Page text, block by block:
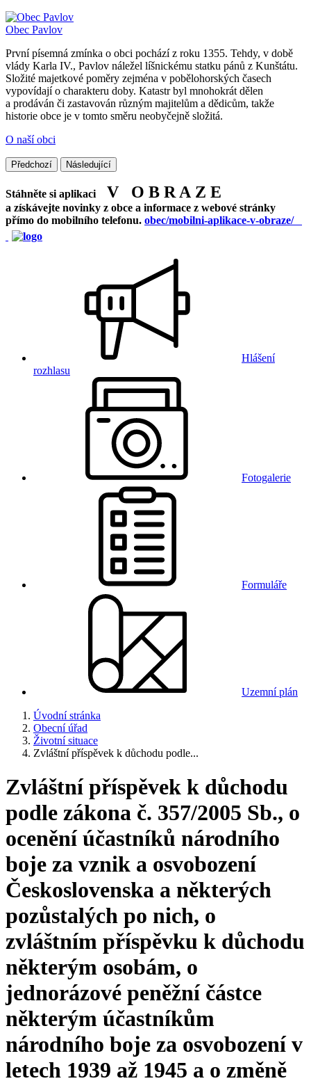
Obec Pavlov
První písemná zmínka o obci pochází z roku 1355. Tehdy, v době
vlády Karla IV., Pavlov náležel líšnickému statku pánů z Kunštátu.
Složité majetkové poměry zejména v pobělohorských časech
vypovídají o charakteru doby. Katastr byl mnohokrát dělen
a prodáván či zastavován různým majitelům a dědicům, takže
historie obce je v tomto směru neobyčejně složitá.
O naší obci
Předchozí Následující
Stáhněte si aplikaci V O B R A Z E
a získávejte novinky z obce a informace z webové stránky
přímo do mobilního telefonu. obec/mobilni-aplikace-v-obraze/
Hlášení
rozhlasu
Fotogalerie
Formuláře
Uzemní plán
Úvodní stránka
Obecní úřad
Životní situace
Zvláštní příspěvek k důchodu podle...
Zvláštní příspěvek k důchodu
podle zákona č. 357/2005 Sb., o
ocenění účastníků národního
boje za vznik a osvobození
Československa a některých
pozůstalých po nich, o
zvláštním příspěvku k důchodu
některým osobám, o
jednorázové peněžní částce
některým účastníkům
národního boje za osvobození v
letech 1939 až 1945 a o změně